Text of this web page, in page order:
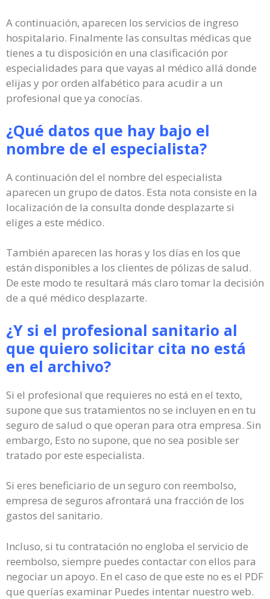
A continuación, aparecen los servicios de ingreso
hospitalario. Finalmente las consultas médicas que
tienes a tu disposición en una clasificación por
especialidades para que vayas al médico allá donde
elijas y por orden alfabético para acudir a un
profesional que ya conocías.
¿Qué datos que hay bajo el
nombre de el especialista?
A continuación del el nombre del especialista
aparecen un grupo de datos. Esta nota consiste en la
localización de la consulta donde desplazarte si
eliges a este médico.
También aparecen las horas y los días en los que
están disponibles a los clientes de pólizas de salud.
De este modo te resultará más claro tomar la decisión
de a qué médico desplazarte.
¿Y si el profesional sanitario al
que quiero solicitar cita no está
en el archivo?
Si el profesional que requieres no está en el texto,
supone que sus tratamientos no se incluyen en en tu
seguro de salud o que operan para otra empresa. Sin
embargo, Esto no supone, que no sea posible ser
tratado por este especialista.
Si eres beneficiario de un seguro con reembolso,
empresa de seguros afrontará una fracción de los
gastos del sanitario.
Incluso, si tu contratación no engloba el servicio de
reembolso, siempre puedes contactar con ellos para
negociar un apoyo. En el caso de que este no es el PDF
que querías examinar Puedes intentar nuestro web.